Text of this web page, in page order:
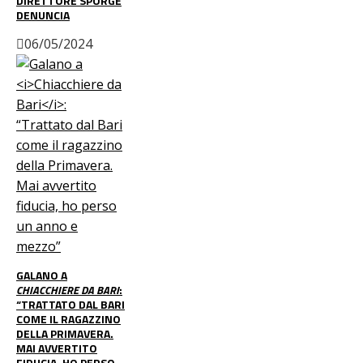
DENUNCIA
06/05/2024
GALANO A
CHIACCHIERE DA BARI:
“TRATTATO DAL BARI
COME IL RAGAZZINO
DELLA PRIMAVERA.
MAI AVVERTITO